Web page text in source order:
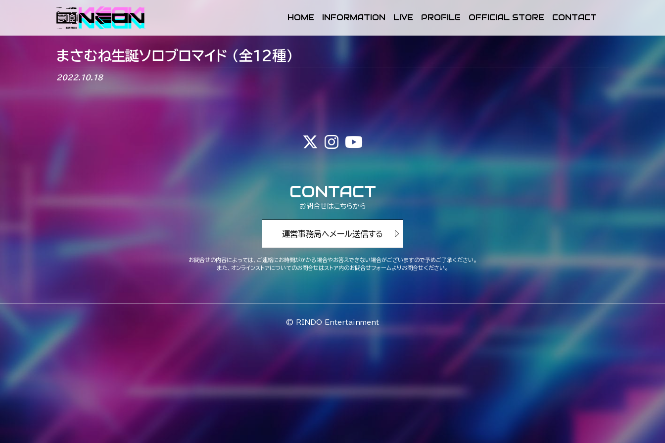
メインナビゲーション
HOME INFORMATION LIVE PROFILE OFFICIAL STORE CONTACT
まさむね生誕ソロブロマイド (全12種)
2022.10.18
CONTACT
お問合せはこちらから
運営事務局へメール送信する
お問合せの内容によっては、ご連絡にお時間がかかる場合やお答えできない場合がございますので予めご了承ください。
また、オンラインストアについてのお問合せはストア内のお問合せフォームよりお問合せください。
© RINDO Entertainment